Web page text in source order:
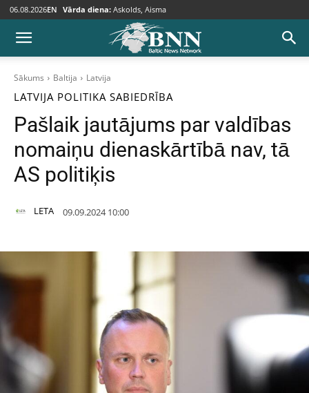
06.08.2026EN Vārda diena: Askolds, Aisma
Sākums Baltija Latvija
LATVIJA POLITIKA SABIEDRĪBA
Pašlaik jautājums par valdības
nomaiņu dienaskārtībā nav, tā
AS politiķis
LETA 09.09.2024 10:00